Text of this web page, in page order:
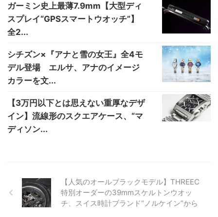
ガーミン史上最薄7.9mm【大型ディ
スプレイ“GPSスマートウオッチ”】
全2...
シチズン×『アナと雪の女王』全4モ
デル登場 エルサ、アナのイメージ
カラーを文...
【3万円以下とは思えない重厚なデザ
イン】流線形のスクエアケース、“マ
ディソン...
【人気のオールブラックモデル】THREEC
特別オーダーの39mmスケルトンウオッ
チ、スイス時計ブランド“ノルケイン”から